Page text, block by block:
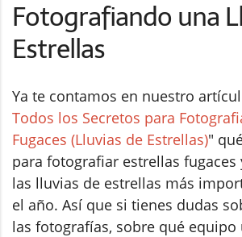
Fotografiando una
Estrellas
Ya te contamos en nuestro
Todos los Secretos para
Fugaces (Lluvias de Estrellas)"
para fotografiar estrellas fugaces
las lluvias de estrellas más
el año. Así que si tienes dudas
las fotografías, sobre qué equipo